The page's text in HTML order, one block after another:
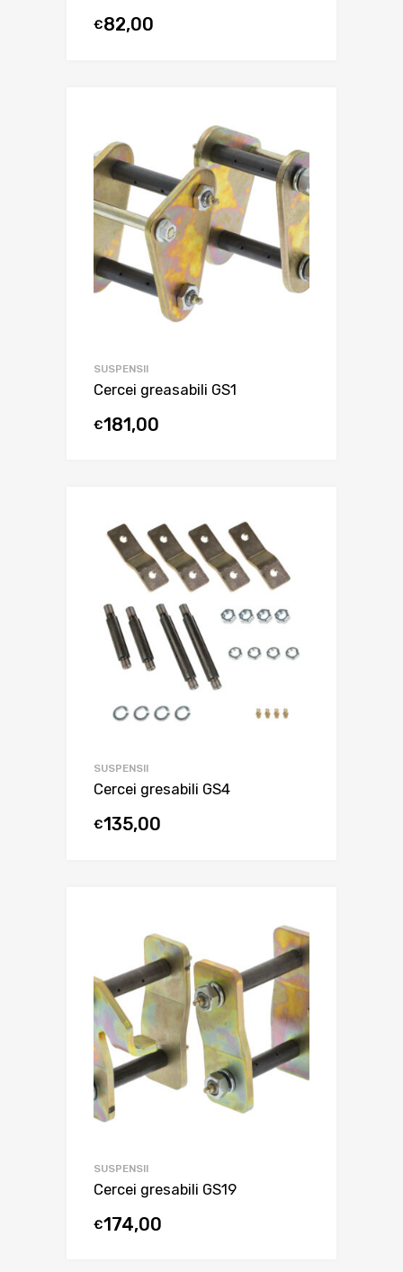
€82,00
SUSPENSII
Cercei greasabili GS1
€181,00
SUSPENSII
Cercei gresabili GS4
€135,00
SUSPENSII
Cercei gresabili GS19
€174,00